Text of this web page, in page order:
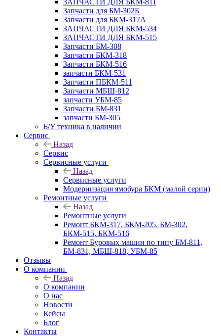
ЗАПЧАСТИ ДЛЯ БКМ-811
Запчасти для БМ-302Б
Запчасти для БКМ-317А
ЗАПЧАСТИ ДЛЯ БКМ-534
ЗАПЧАСТИ ДЛЯ БКМ-515
Запчасти БМ-308
Запчасти БКМ-318
Запчасти БКМ-516
запчасти БКМ-531
Запчасти ПБКМ-511
Запчасти МБШ-812
запчасти УБМ-85
Запчасти БМ-831
запчасти БМ-305
Б/У техника в наличии
Сервис
Назад
Сервис
Сервисные услуги
Назад
Сервисные услуги
Модернизация ямобура БКМ (малой серии)
Ремонтные услуги
Назад
Ремонтные услуги
Ремонт БКМ-317, БКМ-205, БМ-302,
БКМ-515, БКМ-516
Ремонт Буровых машин по типу БМ-811,
БМ-831, МБШ-818, УБМ-85
Отзывы
О компании
Назад
О компании
О нас
Новости
Кейсы
Блог
Контакты